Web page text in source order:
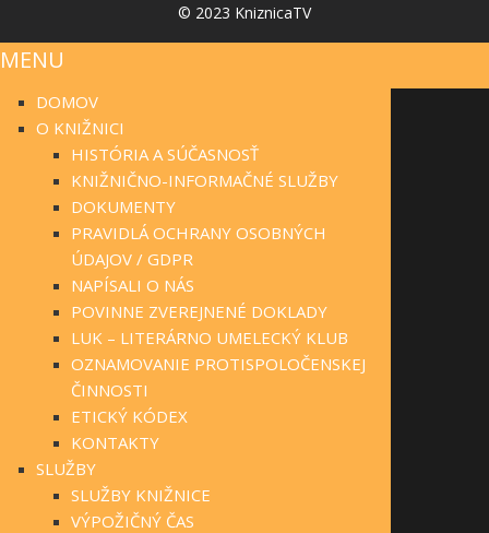
© 2023 KniznicaTV
MENU
DOMOV
O KNIŽNICI
HISTÓRIA A SÚČASNOSŤ
KNIŽNIČNO-INFORMAČNÉ SLUŽBY
DOKUMENTY
PRAVIDLÁ OCHRANY OSOBNÝCH
ÚDAJOV / GDPR
NAPÍSALI O NÁS
POVINNE ZVEREJNENÉ DOKLADY
LUK – LITERÁRNO UMELECKÝ KLUB
OZNAMOVANIE PROTISPOLOČENSKEJ
ČINNOSTI
ETICKÝ KÓDEX
KONTAKTY
SLUŽBY
SLUŽBY KNIŽNICE
VÝPOŽIČNÝ ČAS